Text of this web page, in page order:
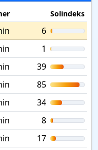
Solindeks
6
1
39
85
34
8
17